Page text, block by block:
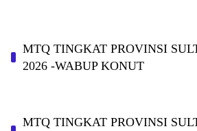
MTQ TINGKAT PROVINSI
2026 -WABUP KONUT
MTQ TINGKAT PROVINSI